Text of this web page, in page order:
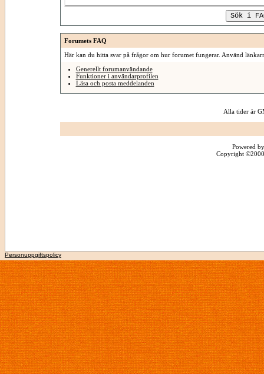
Forumets FAQ
Här kan du hitta svar på frågor om hur forumet fungerar. Använd
Generellt forumanvändande
Funktioner i användarprofilen
Läsa och posta meddelanden
Alla tider är
Powered
Copyright
Personuppgiftspolicy